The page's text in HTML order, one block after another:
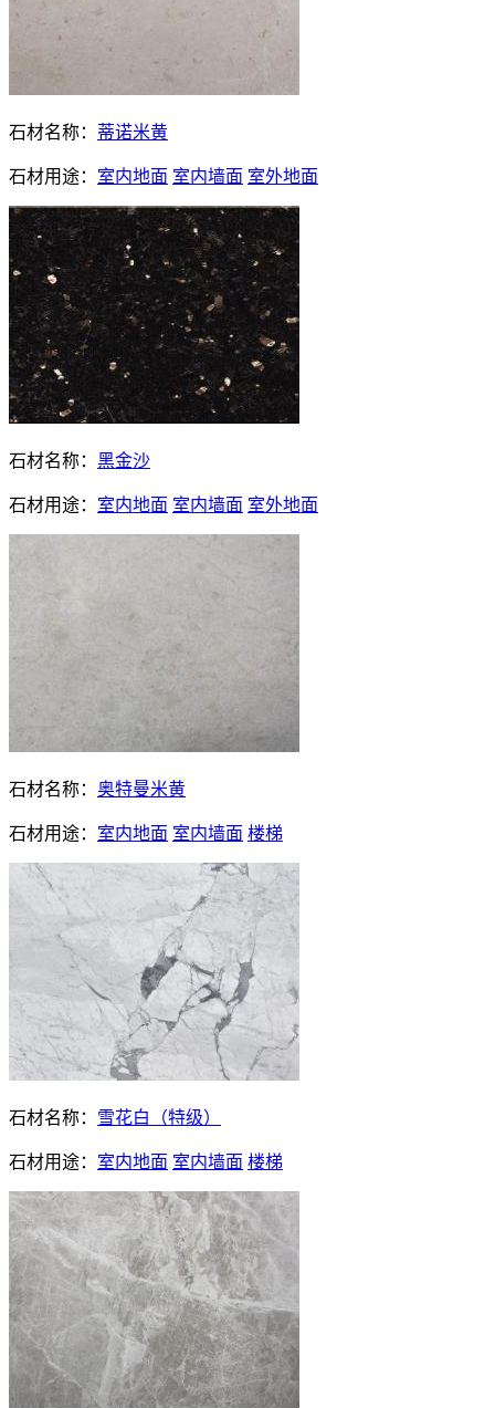
石材名称： 蒂诺米黄
石材用途： 室内地面 室内墙面 室外地面
石材名称： 黑金沙
石材用途： 室内地面 室内墙面 室外地面
石材名称： 奥特曼米黄
石材用途： 室内地面 室内墙面 楼梯
石材名称： 雪花白（特级）
石材用途： 室内地面 室内墙面 楼梯